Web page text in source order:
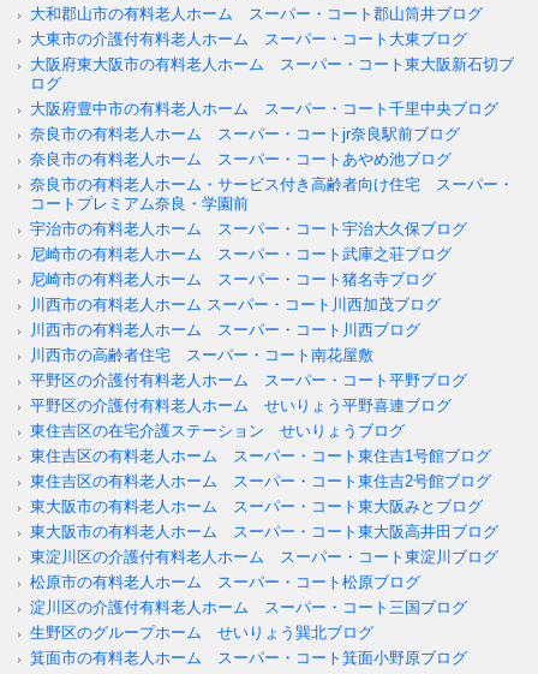
大和郡山市の有料老人ホーム スーパー・コート郡山筒井ブログ
大東市の介護付有料老人ホーム スーパー・コート大東ブログ
大阪府東大阪市の有料老人ホーム スーパー・コート東大阪新石切ブ
ログ
大阪府豊中市の有料老人ホーム スーパー・コート千里中央ブログ
奈良市の有料老人ホーム スーパー・コートjr奈良駅前ブログ
奈良市の有料老人ホーム スーパー・コートあやめ池ブログ
奈良市の有料老人ホーム・サービス付き高齢者向け住宅 スーパー・
コートプレミアム奈良・学園前
宇治市の有料老人ホーム スーパー・コート宇治大久保ブログ
尼崎市の有料老人ホーム スーパー・コート武庫之荘ブログ
尼崎市の有料老人ホーム スーパー・コート猪名寺ブログ
川西市の有料老人ホーム スーパー・コート川西加茂ブログ
川西市の有料老人ホーム スーパー・コート川西ブログ
川西市の高齢者住宅 スーパー・コート南花屋敷
平野区の介護付有料老人ホーム スーパー・コート平野ブログ
平野区の介護付有料老人ホーム せいりょう平野喜連ブログ
東住吉区の在宅介護ステーション せいりょうブログ
東住吉区の有料老人ホーム スーパー・コート東住吉1号館ブログ
東住吉区の有料老人ホーム スーパー・コート東住吉2号館ブログ
東大阪市の有料老人ホーム スーパー・コート東大阪みとブログ
東大阪市の有料老人ホーム スーパー・コート東大阪高井田ブログ
東淀川区の介護付有料老人ホーム スーパー・コート東淀川ブログ
松原市の有料老人ホーム スーパー・コート松原ブログ
淀川区の介護付有料老人ホーム スーパー・コート三国ブログ
生野区のグループホーム せいりょう巽北ブログ
箕面市の有料老人ホーム スーパー・コート箕面小野原ブログ